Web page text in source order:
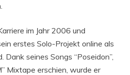
im Jahr 2006 und
erstes Solo-Projekt online als
seines Songs “Poseidon”,
Mixtape erschien, wurde er